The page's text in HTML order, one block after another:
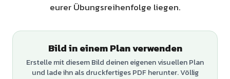
eurer Übungsreihenfolge liegen.
Bild in einem Plan verwenden
Erstelle mit diesem Bild deinen eigenen visuellen Plan
und lade ihn als druckfertiges PDF herunter. Völlig